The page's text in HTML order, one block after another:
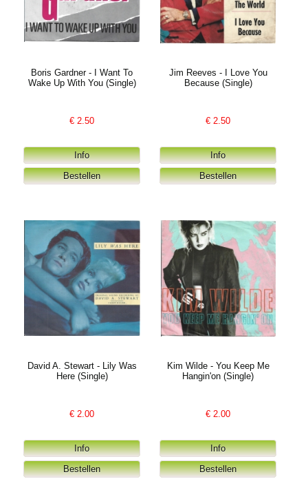
Boris Gardner - I Want To
Wake Up With You (Single)
€ 2.50
Jim Reeves - I Love You
Because (Single)
€ 2.50
David A. Stewart - Lily Was
Here (Single)
€ 2.00
Kim Wilde - You Keep Me
Hangin'on (Single)
€ 2.00